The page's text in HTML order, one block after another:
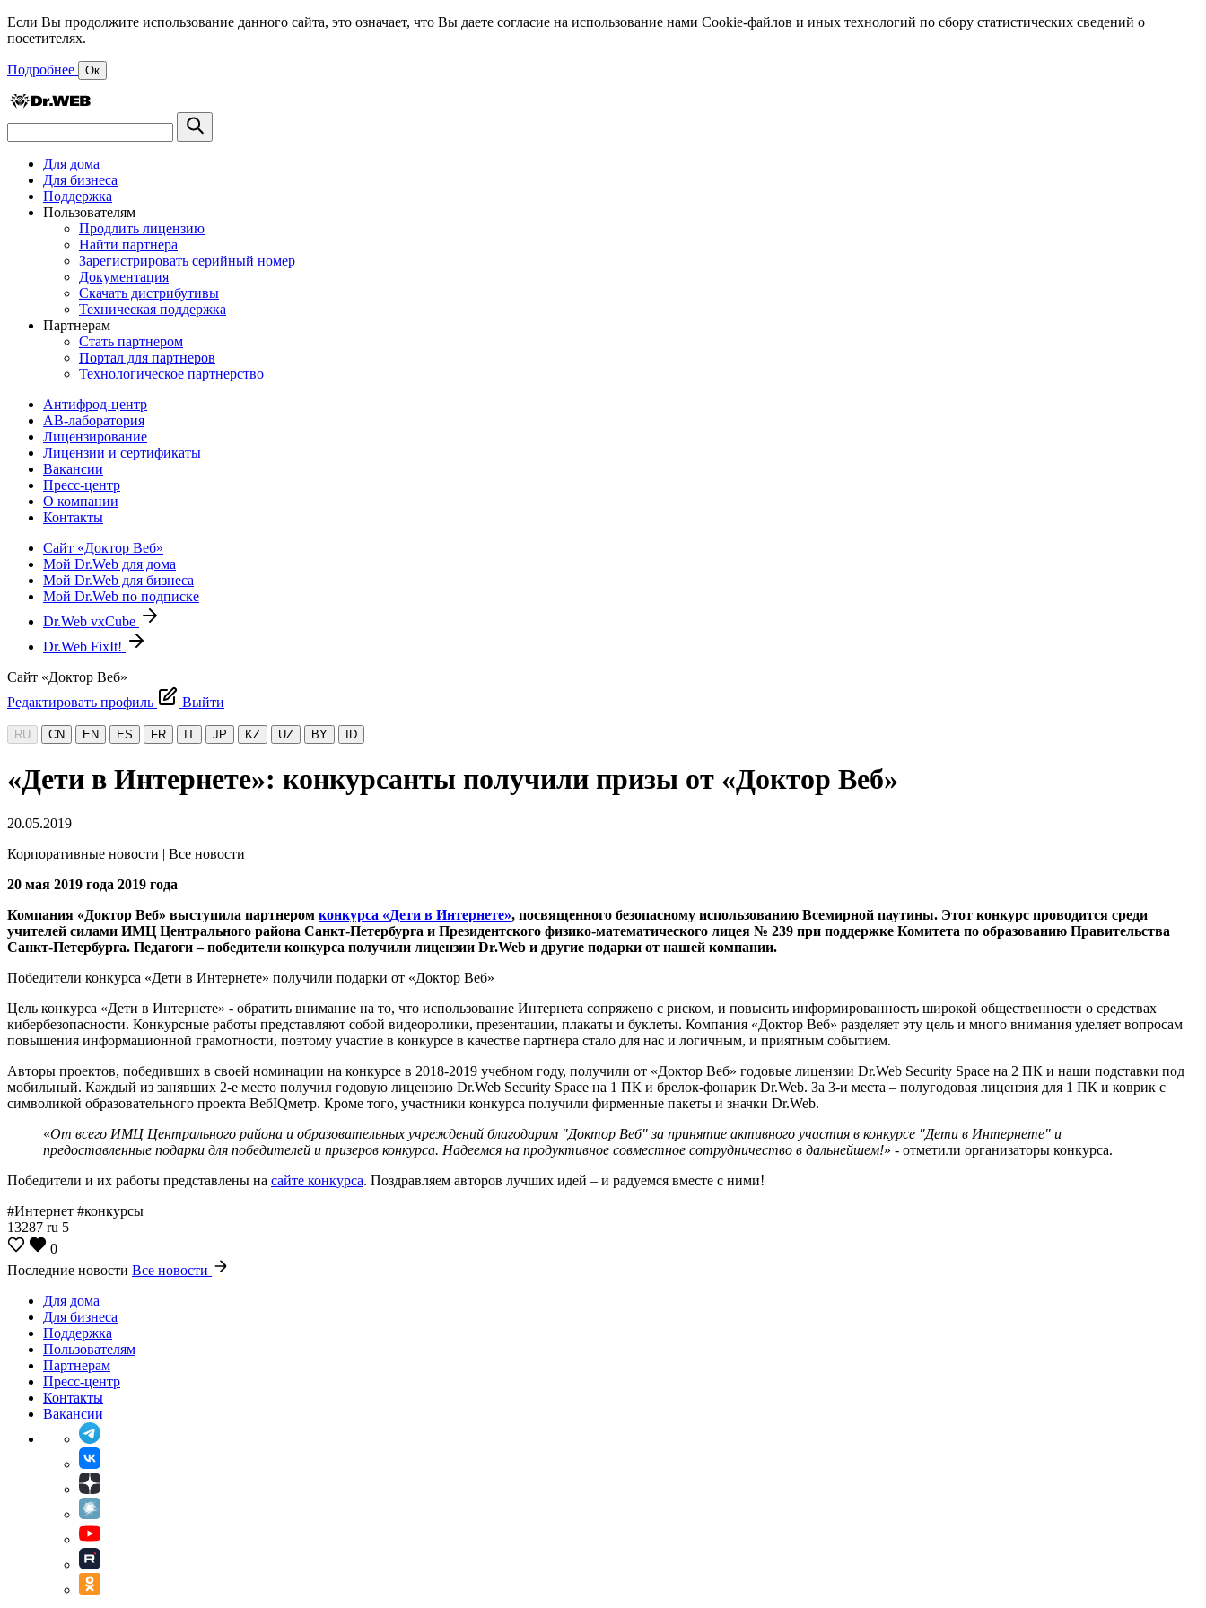
Если Вы продолжите использование данного сайта, это означает, что Вы даете согласие на использование нами Cookie-файлов и иных технологий по сбору статистических сведений о
посетителях.
Подробнее Ок
Для дома
Для бизнеса
Поддержка
Пользователям
Продлить лицензию
Найти партнера
Зарегистрировать серийный номер
Документация
Скачать дистрибутивы
Техническая поддержка
Партнерам
Стать партнером
Портал для партнеров
Технологическое партнерство
Антифрод-центр
АВ-лаборатория
Лицензирование
Лицензии и сертификаты
Вакансии
Пресс-центр
О компании
Контакты
Сайт «Доктор Веб»
Мой Dr.Web для дома
Мой Dr.Web для бизнеса
Мой Dr.Web по подписке
Dr.Web vxCube
Dr.Web FixIt!
Сайт «Доктор Веб»
Редактировать профиль
Выйти
RU CN EN ES FR IT JP KZ UZ BY ID
«Дети в Интернете»: конкурсанты получили призы от «Доктор Веб»
20.05.2019
Корпоративные новости | Все новости
20 мая 2019 года 2019 года
Компания «Доктор Веб» выступила партнером конкурса «Дети в Интернете», посвященного безопасному использованию Всемирной паутины. Этот конкурс проводится среди
учителей силами ИМЦ Центрального района Санкт-Петербурга и Президентского физико-математического лицея № 239 при поддержке Комитета по образованию Правительства
Санкт-Петербурга. Педагоги – победители конкурса получили лицензии Dr.Web и другие подарки от нашей компании.
Победители конкурса «Дети в Интернете» получили подарки от «Доктор Веб»
Цель конкурса «Дети в Интернете» - обратить внимание на то, что использование Интернета сопряжено с риском, и повысить информированность широкой общественности о средствах
кибербезопасности. Конкурсные работы представляют собой видеоролики, презентации, плакаты и буклеты. Компания «Доктор Веб» разделяет эту цель и много внимания уделяет вопросам
повышения информационной грамотности, поэтому участие в конкурсе в качестве партнера стало для нас и логичным, и приятным событием.
Авторы проектов, победивших в своей номинации на конкурсе в 2018-2019 учебном году, получили от «Доктор Веб» годовые лицензии Dr.Web Security Space на 2 ПК и наши подставки под
мобильный. Каждый из занявших 2-е место получил годовую лицензию Dr.Web Security Space на 1 ПК и брелок-фонарик Dr.Web. За 3-и места – полугодовая лицензия для 1 ПК и коврик с
символикой образовательного проекта ВебIQметр. Кроме того, участники конкурса получили фирменные пакеты и значки Dr.Web.
«От всего ИМЦ Центрального района и образовательных учреждений благодарим "Доктор Веб" за принятие активного участия в конкурсе "Дети в Интернете" и
предоставленные подарки для победителей и призеров конкурса. Надеемся на продуктивное совместное сотрудничество в дальнейшем!» - отметили организаторы конкурса.
Победители и их работы представлены на сайте конкурса. Поздравляем авторов лучших идей – и радуемся вместе с ними!
#Интернет #конкурсы
13287 ru 5
0
Последние новости Все новости
Для дома
Для бизнеса
Поддержка
Пользователям
Партнерам
Пресс-центр
Контакты
Вакансии